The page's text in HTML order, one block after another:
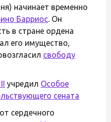
начинает временно
Барриос. Он
в стране ордена
его имущество,
свободу
учредил Особое
сената
от сердечного